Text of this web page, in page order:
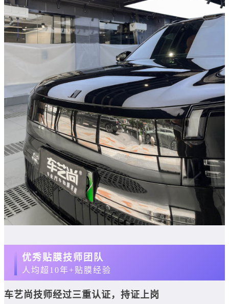
优秀贴膜技师团队
人均超10年+贴膜经验
车艺尚技师经过三重认证，持证上岗